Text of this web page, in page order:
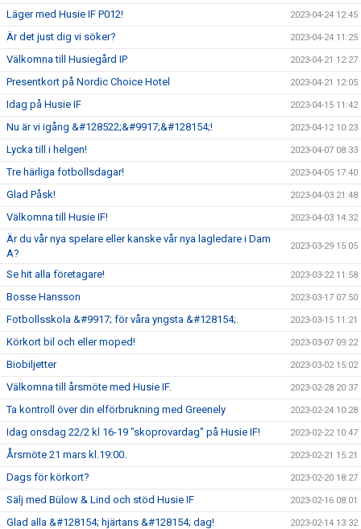
Läger med Husie IF P012! 2023-04-24 12:45
Är det just dig vi söker? 2023-04-24 11:25
Välkomna till Husiegård IP 2023-04-21 12:27
Presentkort på Nordic Choice Hotel 2023-04-21 12:05
Idag på Husie IF 2023-04-15 11:42
Nu är vi igång &#128522;&#9917;&#128154;! 2023-04-12 10:23
Lycka till i helgen! 2023-04-07 08:33
Tre härliga fotbollsdagar! 2023-04-05 17:40
Glad Påsk! 2023-04-03 21:48
Välkomna till Husie IF! 2023-04-03 14:32
Är du vår nya spelare eller kanske vår nya lagledare i Dam
A?
2023-03-29 15:05
Se hit alla företagare! 2023-03-22 11:58
Bosse Hansson 2023-03-17 07:50
Fotbollsskola &#9917; för våra yngsta &#128154;. 2023-03-15 11:21
Körkort bil och eller moped! 2023-03-07 09:22
Biobiljetter 2023-03-02 15:02
Välkomna till årsmöte med Husie IF. 2023-02-28 20:37
Ta kontroll över din elförbrukning med Greenely 2023-02-24 10:28
Idag onsdag 22/2 kl 16-19 "skoprovardag" på Husie IF! 2023-02-22 10:47
Årsmöte 21 mars kl.19:00. 2023-02-21 15:21
Dags för körkort? 2023-02-20 18:27
Sälj med Bülow & Lind och stöd Husie IF 2023-02-16 08:01
Glad alla &#128154; hjärtans &#128154; dag! 2023-02-14 13:32